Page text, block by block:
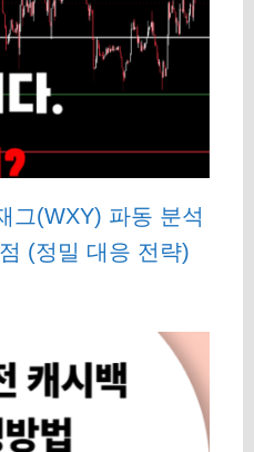
그(WXY) 파동 분석
(정밀 대응 전략)